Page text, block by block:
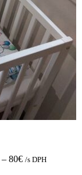
– 80€ /s DPH